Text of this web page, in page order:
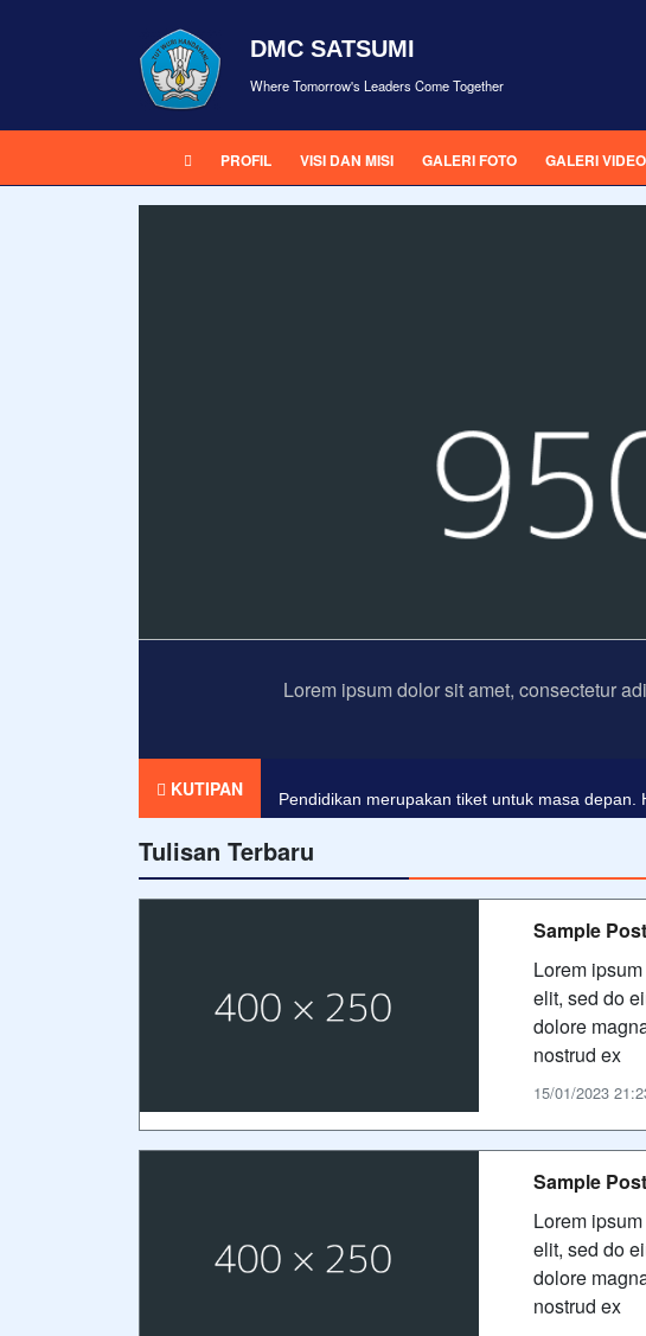
DMC SATSUMI
Where Tomorrow's Leaders Come Together
PROFIL VISI DAN MISI GALERI FOTO GALERI VIDEO
Lorem ipsum dolor sit amet, consectetur
KUTIPAN
Tulisan Terbaru
Sample
Lorem
elit, sed do
dolore
nostrud ex
15/01/2023
Sample
Lorem
elit, sed do
dolore
nostrud ex